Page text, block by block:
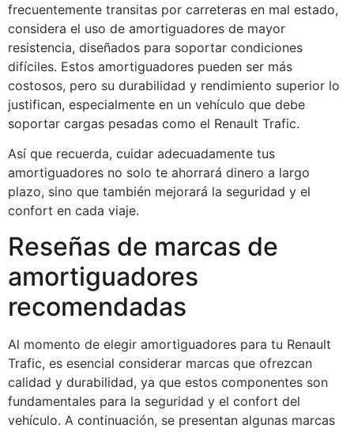
frecuentemente transitas por carreteras en mal estado,
considera el uso de amortiguadores de mayor
resistencia, diseñados para soportar condiciones
difíciles. Estos amortiguadores pueden ser más
costosos, pero su durabilidad y rendimiento superior lo
justifican, especialmente en un vehículo que debe
soportar cargas pesadas como el Renault Trafic.
Así que recuerda, cuidar adecuadamente tus
amortiguadores no solo te ahorrará dinero a largo
plazo, sino que también mejorará la seguridad y el
confort en cada viaje.
Reseñas de marcas de
amortiguadores
recomendadas
Al momento de elegir amortiguadores para tu Renault
Trafic, es esencial considerar marcas que ofrezcan
calidad y durabilidad, ya que estos componentes son
fundamentales para la seguridad y el confort del
vehículo. A continuación, se presentan algunas marcas